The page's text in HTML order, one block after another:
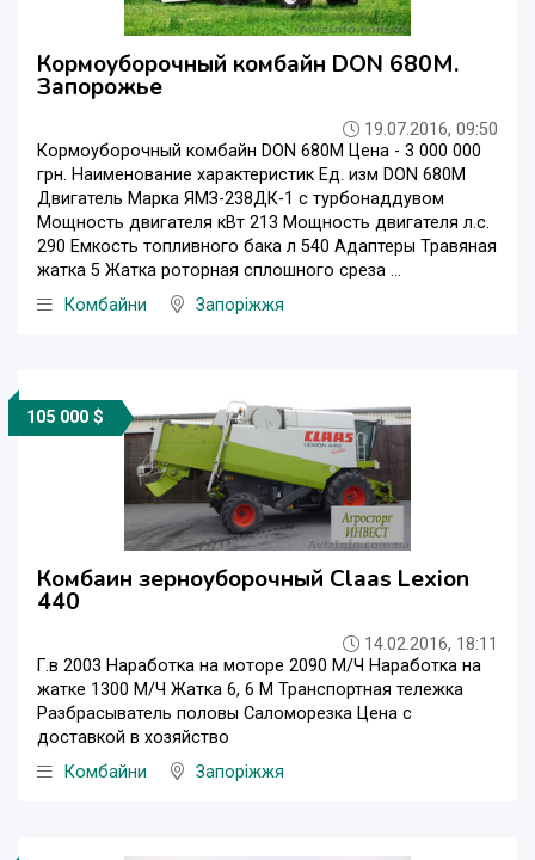
Кормоуборочный комбайн DON 680M.
Запорожье
19.07.2016, 09:50
Кормоуборочный комбайн DON 680M Цена - 3 000 000
грн. Наименование характеристик Ед. изм DON 680M
Двигатель Марка ЯМЗ-238ДК-1 с турбонаддувом
Мощность двигателя кВт 213 Мощность двигателя л.с.
290 Емкость топливного бака л 540 Адаптеры Травяная
жатка 5 Жатка роторная сплошного среза ...
Комбайни
Запоріжжя
105 000 $
Комбаин зерноуборочный Claas Lexion
440
14.02.2016, 18:11
Г.в 2003 Наработка на моторе 2090 М/Ч Наработка на
жатке 1300 М/Ч Жатка 6, 6 M Транспортная тележка
Разбрасыватель половы Саломорезка Цена с
доставкой в хозяйство
Комбайни
Запоріжжя